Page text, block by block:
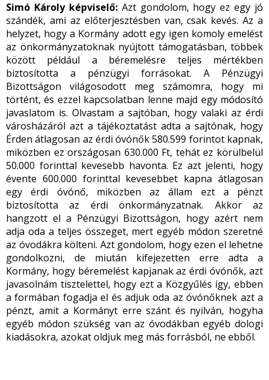
Simó Károly képviselő: Azt gondolom, hogy ez egy jó
szándék, ami az előterjesztésben van, csak kevés. Az a
helyzet, hogy a Kormány adott egy igen komoly emelést
az önkormányzatoknak nyújtott támogatásban, többek
között például a béremelésre teljes mértékben
biztosította a pénzügyi forrásokat. A Pénzügyi
Bizottságon világosodott meg számomra, hogy mi
történt, és ezzel kapcsolatban lenne majd egy módosító
javaslatom is. Olvastam a sajtóban, hogy valaki az érdi
városházáról azt a tájékoztatást adta a sajtónak, hogy
Érden átlagosan az érdi óvónők 580.599 forintot kapnak,
miközben ez országosan 630.000 Ft, tehát ez körülbelül
50.000 forinttal kevesebb havonta. Ez azt jelenti, hogy
évente 600.000 forinttal kevesebbet kapna átlagosan
egy érdi óvónő, miközben az állam ezt a pénzt
biztosította az érdi önkormányzatnak. Akkor az
hangzott el a Pénzügyi Bizottságon, hogy azért nem
adja oda a teljes összeget, mert egyéb módon szeretné
az óvodákra költeni. Azt gondolom, hogy ezen el lehetne
gondolkozni, de miután kifejezetten erre adta a
Kormány, hogy béremelést kapjanak az érdi óvónők, azt
javasolnám tisztelettel, hogy ezt a Közgyűlés így, ebben
a formában fogadja el és adjuk oda az óvónőknek azt a
pénzt, amit a Kormányt erre szánt és nyilván, hogyha
egyéb módon szükség van az óvodákban egyéb dologi
kiadásokra, azokat oldjuk meg más forrásból, ne ebből.